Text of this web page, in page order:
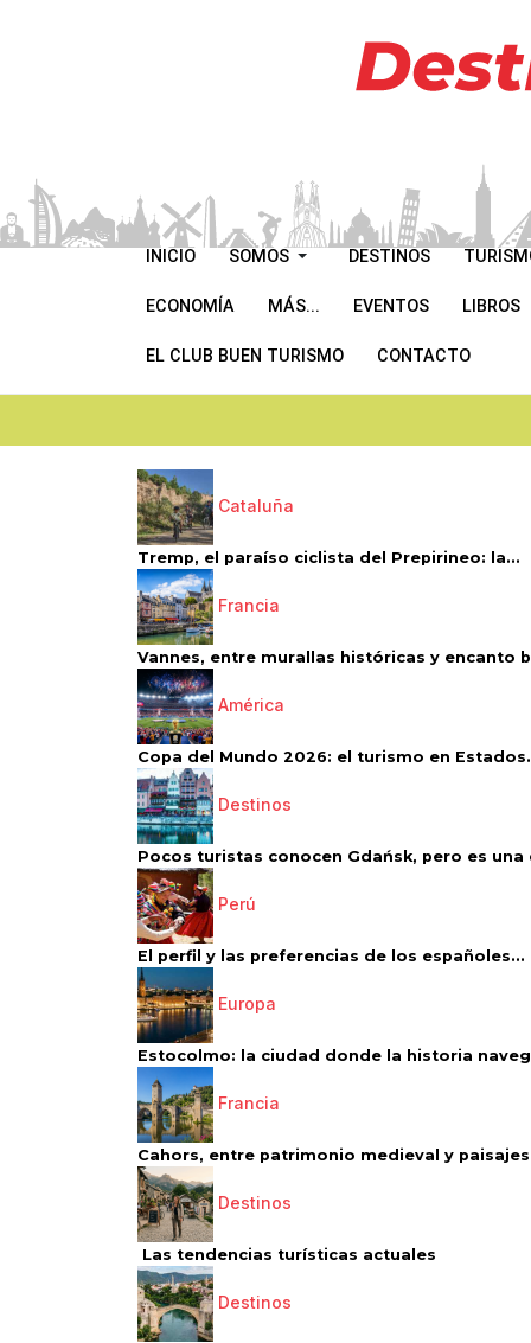
INICIO SOMOS DESTINOS
ECONOMÍA MÁS... EVENTOS LIBROS
EL CLUB BUEN TURISMO CONTACTO
Cataluña
Tremp, el paraíso ciclista del Prepirineo: la...
Francia
Vannes, entre murallas históricas y encanto
América
Copa del Mundo 2026: el turismo en
Destinos
Pocos turistas conocen Gdańsk, pero es una
Perú
El perfil y las preferencias de los españoles...
Europa
Estocolmo: la ciudad donde la historia
Francia
Cahors, entre patrimonio medieval y paisajes
Destinos
Las tendencias turísticas actuales
Destinos